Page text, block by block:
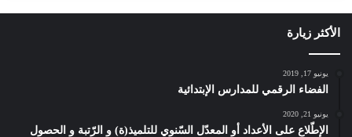
الأكثر زيارة
يونيو 17, 2019
الفضاء الرقمي للمدارس الإبتدائية
يونيو 21, 2020
الإطّلاع على الأعداد أو المعدّل السّنوي للتلميذ(ة) و الرّتبة و الحصول